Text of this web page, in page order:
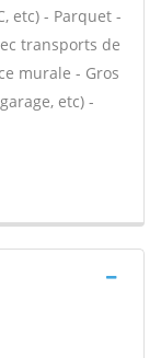
etc) - Parquet -
transports de
murale - Gros
etc) -